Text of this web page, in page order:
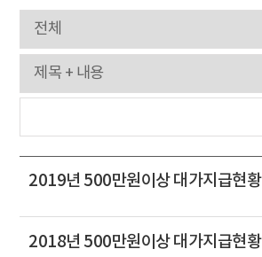
2019년 500만원이상 대가지급현황
2018년 500만원이상 대가지급현황